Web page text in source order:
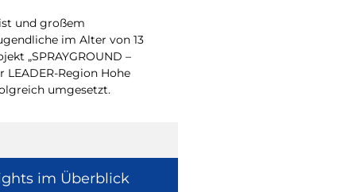
und großem
im Alter von 13
„SPRAYGROUND –
Region Hohe
umgesetzt.
im Überblick